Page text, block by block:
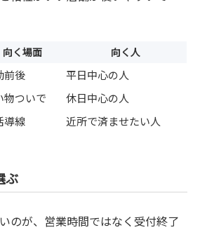
向く場面 向く人
前後
平日中心の人
物ついで
休日中心の人
導線 近所で済ませたい人
ぶ
のが、営業時間ではなく受付終了